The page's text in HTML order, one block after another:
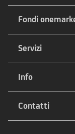
Fondi
Servizi
Info
Contatti